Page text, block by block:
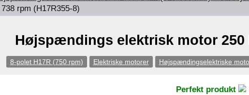
rpm (H17R355-8)
Højspændings elektrisk motor 250
8-polet H17R (750 rpm) Elektriske motorer Højspændingselektriske
Perfekt produkt